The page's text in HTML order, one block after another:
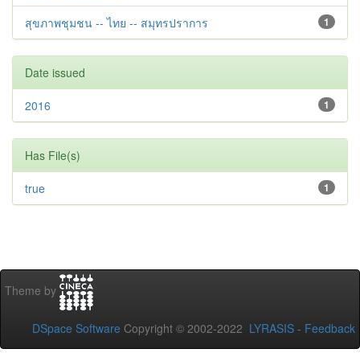
1
สุขภาพชุมชน -- ไทย -- สมุทรปราการ
Date issued
1
2016
Has File(s)
1
true
Theme by
DSpace Software Copyright © 2002-2022 LYRASIS - Feedback